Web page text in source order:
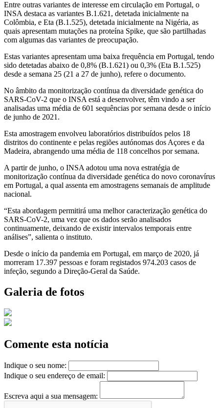
Entre outras variantes de interesse em circulação em Portugal, o
INSA destaca as variantes B.1.621, detetada inicialmente na
Colômbia, e Eta (B.1.525), detetada inicialmente na Nigéria, as
quais apresentam mutações na proteína Spike, que são partilhadas
com algumas das variantes de preocupação.
Estas variantes apresentam uma baixa frequência em Portugal, tendo
sido detetadas abaixo de 0,8% (B.1.621) ou 0,3% (Eta B.1.525)
desde a semana 25 (21 a 27 de junho), refere o documento.
No âmbito da monitorização contínua da diversidade genética do
SARS-CoV-2 que o INSA está a desenvolver, têm vindo a ser
analisadas uma média de 601 sequências por semana desde o início
de junho de 2021.
Esta amostragem envolveu laboratórios distribuídos pelos 18
distritos do continente e pelas regiões autónomas dos Açores e da
Madeira, abrangendo uma média de 118 concelhos por semana.
A partir de junho, o INSA adotou uma nova estratégia de
monitorização contínua da diversidade genética do novo coronavírus
em Portugal, a qual assenta em amostragens semanais de amplitude
nacional.
“Esta abordagem permitirá uma melhor caracterização genética do
SARS-CoV-2, uma vez que os dados serão analisados
continuamente, deixando de existir intervalos temporais entre
análises”, salienta o instituto.
Desde o início da pandemia em Portugal, em março de 2020, já
morreram 17.397 pessoas e foram registados 974.203 casos de
infeção, segundo a Direção-Geral da Saúde.
Galeria de fotos
Comente esta notícia
Indique o seu nome:
Indique o seu endereço de email:
Escreva aqui a sua mensagem: